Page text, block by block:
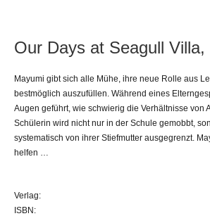
Our Days at Seagull Villa,
Mayumi gibt sich alle Mühe, ihre neue Rolle aus
bestmöglich auszufüllen. Während eines
Augen geführt, wie schwierig die Verhältnisse von
Schülerin wird nicht nur in der Schule gemobbt,
systematisch von ihrer Stiefmutter ausgegrenzt.
helfen …
Verlag:
ISBN: